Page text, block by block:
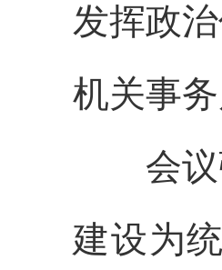
发挥政
机关事
会
建设为